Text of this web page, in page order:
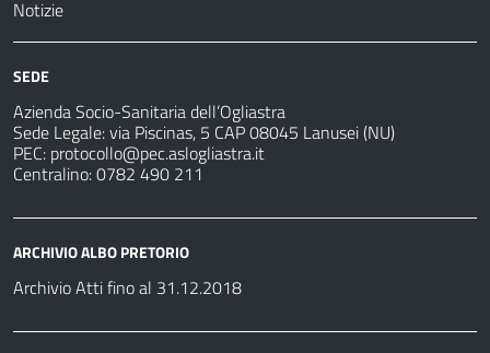
Notizie
SEDE
Azienda Socio-Sanitaria dell’Ogliastra
Sede Legale: via Piscinas, 5 CAP 08045 Lanusei (NU)
PEC: protocollo@pec.aslogliastra.it
Centralino: 0782 490 211
ARCHIVIO ALBO PRETORIO
Archivio Atti fino al 31.12.2018